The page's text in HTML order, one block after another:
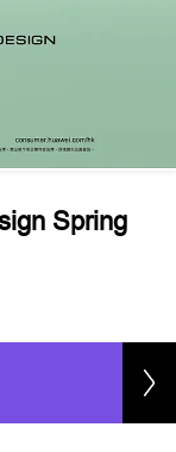
Spring